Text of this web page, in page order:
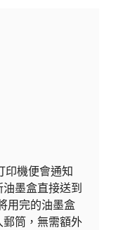
印機便會通知
墨盒直接送到
用完的油墨盒
筒，無需額外